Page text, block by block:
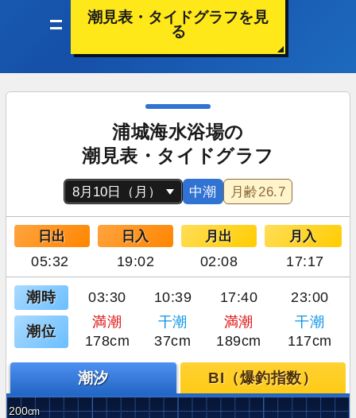
潮見表・タイドグラフを見
る
浦城海水浴場の
潮見表・タイドグラフ
中潮 月齢26.7
日出 日入 月出 月入
05:32 19:02 02:08 17:17
潮時 03:30 10:39 17:40 23:00
潮位
満潮 干潮 満潮
干潮
178cm
37cm 189cm 117cm
潮汐 BI（爆釣指数）
200